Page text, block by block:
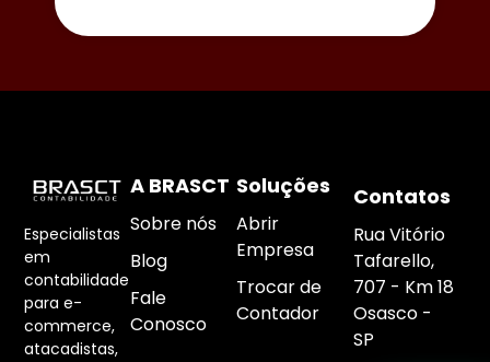
Especialistas
em
contabilidade
para e-
commerce,
atacadistas,
A BRASCT
Sobre nós
Blog
Fale
Conosco
Soluções
Abrir
Empresa
Trocar de
Contador
Contatos
Rua Vitório
Tafarello,
707 - Km 18
Osasco -
SP